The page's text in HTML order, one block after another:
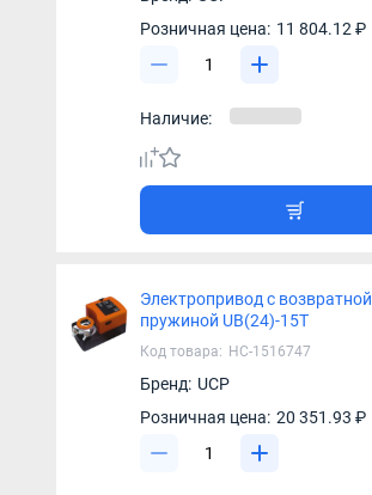
Розничная цена: 11 804.12 ₽
Наличие:
Электропривод с возвратной
пружиной UB(24)-15T
Код товара: НС-1516747
Бренд: UCP
Розничная цена: 20 351.93 ₽